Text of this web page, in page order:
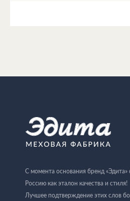
С момента основания бренд «Эдита»
Россию как эталон качества и стиля!
Лучшее подтверждение этих слов